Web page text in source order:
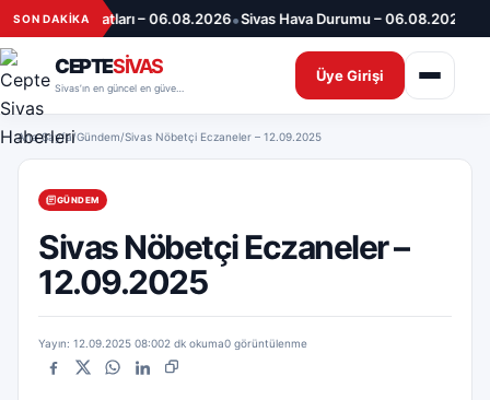
İçeriğe geç
SON DAKİKA
Döviz Fiyatları – 06.08.2026•Sivas Hava Durumu – 06.08.2026•
CEPTESİVAS Üye Girişi
Ana Sayfa/Gündem/Sivas Nöbetçi Eczaneler – 12.09.2025
GÜNDEM
Sivas Nöbetçi Eczaneler –
12.09.2025
Yayın: 12.09.2025 08:002 dk okuma0 görüntülenme
Facebook
X WhatsApp
LinkedInBağlantıyı kopyala